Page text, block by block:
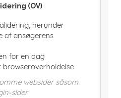
(OV)
herunder
af ansøgerens
for en dag
websider såsom
sider